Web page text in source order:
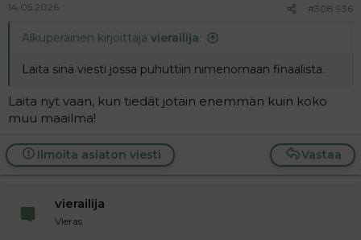
14.05.2026 #308 936
Alkuperäinen kirjoittaja vierailija:
Laita sinä viesti jossa puhuttiin nimenomaan finaalista.
Laita nyt vaan, kun tiedät jotain enemmän kuin koko
muu maailma!
Vastaa
Ilmoita asiaton viesti
vierailija
Vieras